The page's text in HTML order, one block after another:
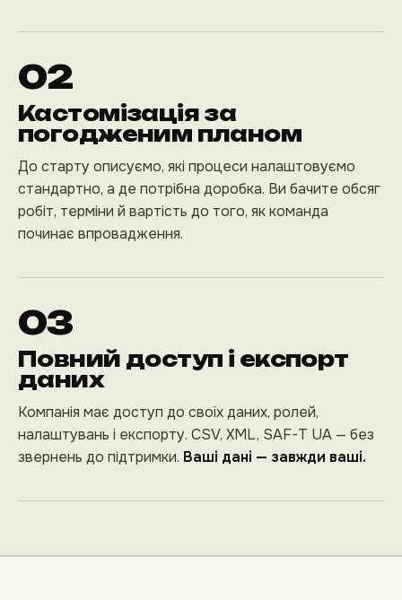
02
Кастомізація за
погодженим планом
До старту описуємо, які процеси налаштовуємо
стандартно, а де потрібна доробка. Ви бачите обсяг
робіт, терміни й вартість до того, як команда
починає впровадження.
03
Повний доступ і експорт
даних
Компанія має доступ до своїх даних, ролей,
налаштувань і експорту. CSV, XML, SAF-T UA — без
звернень до підтримки. Ваші дані — завжди ваші.